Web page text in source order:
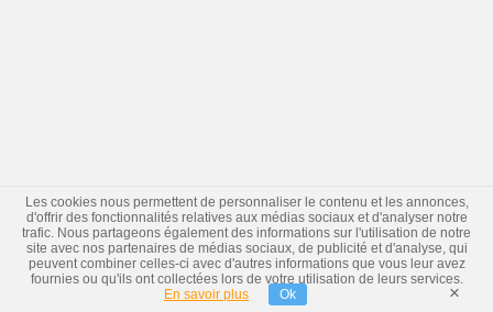
Les cookies nous permettent de personnaliser le contenu et les annonces,
d'offrir des fonctionnalités relatives aux médias sociaux et d'analyser notre
trafic. Nous partageons également des informations sur l'utilisation de notre
site avec nos partenaires de médias sociaux, de publicité et d'analyse, qui
peuvent combiner celles-ci avec d'autres informations que vous leur avez
fournies ou qu'ils ont collectées lors de votre utilisation de leurs services.
En savoir plus
Ok ×